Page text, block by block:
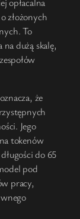
złożonych
To
dużą skalę,
że
Jego
tokenów
do 65
pod
pracy,